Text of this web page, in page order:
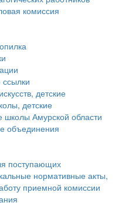
комиссия
детские
детские
школы Амурской области
объединения
поступающих
нормативные акты,
приемной комиссии